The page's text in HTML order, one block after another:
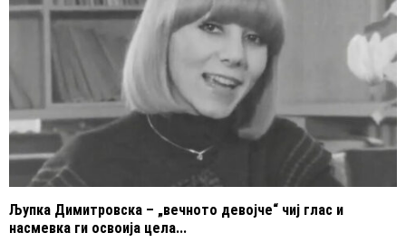
Љупка Димитровска – „вечното девојче“ чиј глас и
насмевка ги освоија цела...